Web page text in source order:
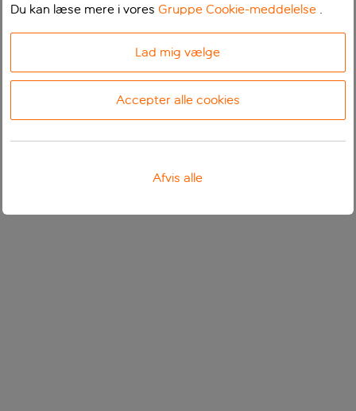
Du kan læse mere i voresGruppe Cookie-meddelelse .
Lad mig vælge
Accepter alle cookies
Afvis alle